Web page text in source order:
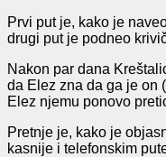
Prvi put je, kako je
drugi put je podneo
Nakon par dana
da Elez zna da ga je on
Elez njemu ponovo
Pretnje je, kako je
kasnije i telefonskim